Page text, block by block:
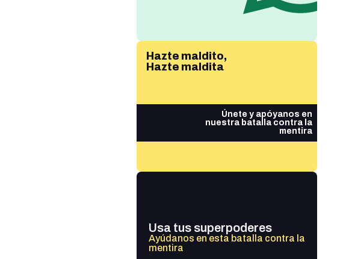
Hazte maldito,
Hazte maldita
Únete y apóyanos en
nuestra batalla contra la
mentira
Usa tus superpoderes
Ayúdanos en esta batalla contra la
mentira